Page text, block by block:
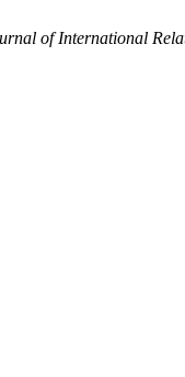
of International